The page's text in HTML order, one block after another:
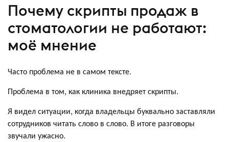
Почему скрипты продаж в
стоматологии не работают:
моё мнение
Часто проблема не в самом тексте.
Проблема в том, как клиника внедряет скрипты.
Я видел ситуации, когда владельцы буквально заставляли
сотрудников читать слово в слово. В итоге разговоры
звучали ужасно.